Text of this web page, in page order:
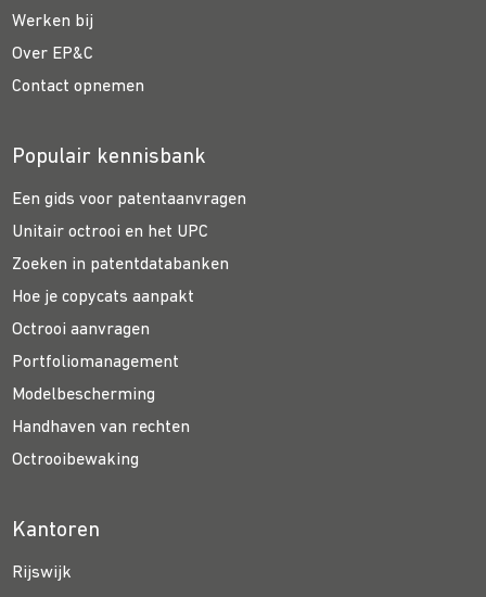
Werken bij
Over EP&C
Contact opnemen
Populair kennisbank
Een gids voor patentaanvragen
Unitair octrooi en het UPC
Zoeken in patentdatabanken
Hoe je copycats aanpakt
Octrooi aanvragen
Portfoliomanagement
Modelbescherming
Handhaven van rechten
Octrooibewaking
Kantoren
Rijswijk